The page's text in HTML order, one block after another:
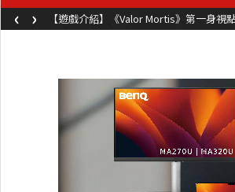
【遊戲介紹】《Valor Mortis》第一身視
槍械劍與魔法殺敵
‹ ›